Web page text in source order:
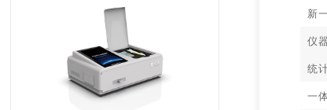
新
仪
统
一